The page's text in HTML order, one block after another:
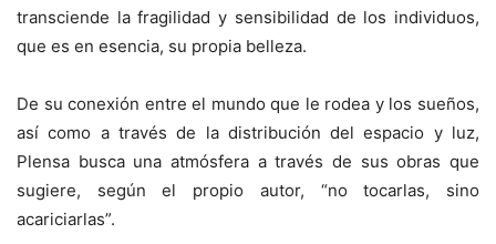
transciende la fragilidad y sensibilidad de los individuos,
que es en esencia, su propia belleza.
De su conexión entre el mundo que le rodea y los sueños,
así como a través de la distribución del espacio y luz,
Plensa busca una atmósfera a través de sus obras que
sugiere, según el propio autor, “no tocarlas, sino
acariciarlas”.